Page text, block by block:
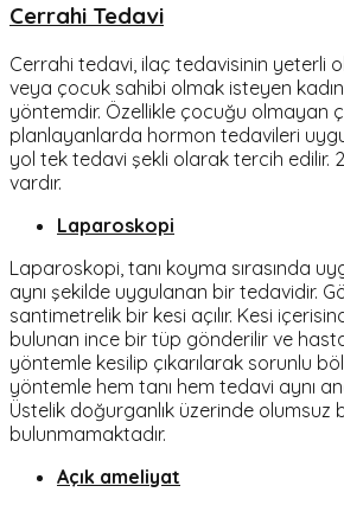
Cerrahi Tedavi
Cerrahi tedavi, ilaç tedavisinin yeterli
veya çocuk sahibi olmak isteyen
yöntemdir. Özellikle çocuğu olmayan
planlayanlarda hormon tedavileri
yol tek tedavi şekli olarak tercih edilir.
vardır.
Laparoskopi
Laparoskopi, tanı koyma sırasında
aynı şekilde uygulanan bir tedavidir.
santimetrelik bir kesi açılır. Kesi
bulunan ince bir tüp gönderilir ve
yöntemle kesilip çıkarılarak sorunlu
yöntemle hem tanı hem tedavi aynı
Üstelik doğurganlık üzerinde olumsuz
bulunmamaktadır.
Açık ameliyat